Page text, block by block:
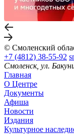
© Смоленский
+7 (4812) 38-55-92
Смоленск, ул.
Главная
О Центре
Документы
Афиша
Новости
Издания
Культурное